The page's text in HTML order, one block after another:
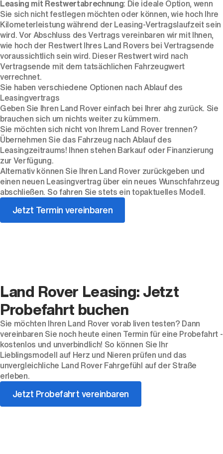
Leasing mit Restwertabrechnung: Die ideale Option, wenn
Sie sich nicht festlegen möchten oder können, wie hoch Ihre
Kilometerleistung während der Leasing-Vertragslaufzeit sein
wird. Vor Abschluss des Vertrags vereinbaren wir mit Ihnen,
wie hoch der Restwert Ihres Land Rovers bei Vertragsende
voraussichtlich sein wird. Dieser Restwert wird nach
Vertragsende mit dem tatsächlichen Fahrzeugwert
verrechnet.
Sie haben verschiedene Optionen nach Ablauf des
Leasingvertrags
Geben Sie Ihren Land Rover einfach bei Ihrer ahg zurück. Sie
brauchen sich um nichts weiter zu kümmern.
Sie möchten sich nicht von Ihrem Land Rover trennen?
Übernehmen Sie das Fahrzeug nach Ablauf des
Leasingzeitraums! Ihnen stehen Barkauf oder Finanzierung
zur Verfügung.
Alternativ können Sie Ihren Land Rover zurückgeben und
einen neuen Leasingvertrag über ein neues Wunschfahrzeug
abschließen. So fahren Sie stets ein topaktuelles Modell.
Jetzt Termin vereinbaren
Land Rover Leasing: Jetzt
Probefahrt buchen
Sie möchten Ihren Land Rover vorab liven testen? Dann
vereinbaren Sie noch heute einen Termin für eine Probefahrt -
kostenlos und unverbindlich! So können Sie Ihr
Lieblingsmodell auf Herz und Nieren prüfen und das
unvergleichliche Land Rover Fahrgefühl auf der Straße
erleben.
Jetzt Probefahrt vereinbaren